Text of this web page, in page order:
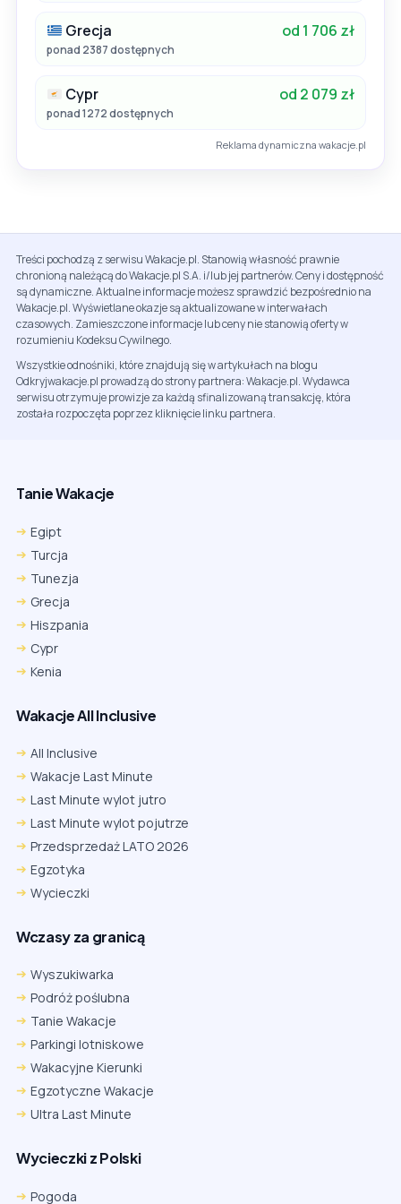
Grecja od 1 706 zł
ponad 2387 dostępnych
Cypr od 2 079 zł
ponad 1272 dostępnych
Reklama dynamiczna wakacje.pl
Treści pochodzą z serwisu Wakacje.pl. Stanowią własność prawnie
chronioną należącą do Wakacje.pl S.A. i/lub jej partnerów. Ceny i dostępność
są dynamiczne. Aktualne informacje możesz sprawdzić bezpośrednio na
Wakacje.pl. Wyświetlane okazje są aktualizowane w interwałach
czasowych. Zamieszczone informacje lub ceny nie stanowią oferty w
rozumieniu Kodeksu Cywilnego.
Wszystkie odnośniki, które znajdują się w artykułach na blogu
Odkryjwakacje.pl prowadzą do strony partnera: Wakacje.pl. Wydawca
serwisu otrzymuje prowizje za każdą sfinalizowaną transakcję, która
została rozpoczęta poprzez kliknięcie linku partnera.
Tanie Wakacje
Egipt
Turcja
Tunezja
Grecja
Hiszpania
Cypr
Kenia
Wakacje All Inclusive
All Inclusive
Wakacje Last Minute
Last Minute wylot jutro
Last Minute wylot pojutrze
Przedsprzedaż LATO 2026
Egzotyka
Wycieczki
Wczasy za granicą
Wyszukiwarka
Podróż poślubna
Tanie Wakacje
Parkingi lotniskowe
Wakacyjne Kierunki
Egzotyczne Wakacje
Ultra Last Minute
Wycieczki z Polski
Pogoda